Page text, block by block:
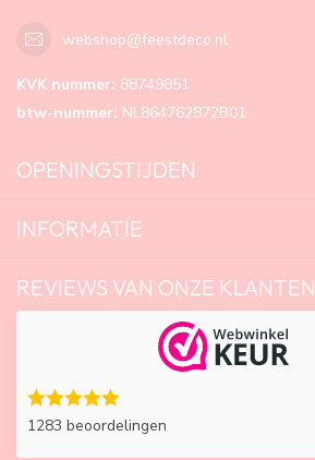
webshop@feestdeco.nl
KVK nummer: 88749851
btw-nummer: NL864762872B01
OPENINGSTIJDEN
INFORMATIE
REVIEWS VAN ONZE KLANTEN
1283 beoordelingen